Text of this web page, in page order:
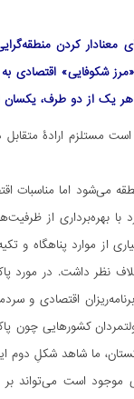
معنادار کردن
شکوفایی»
یک از دو طرف، یکسان
مستلزم ارادۀ
می‌شود اما مناسبات
بهره‌برداری از
از موارد پناهگاه و
نظر داشت. در
اقتصادی و
کشورهایی چون
ما شاهد شکلِ دوم
است می‌تواند بر